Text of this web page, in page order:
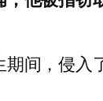
间，侵